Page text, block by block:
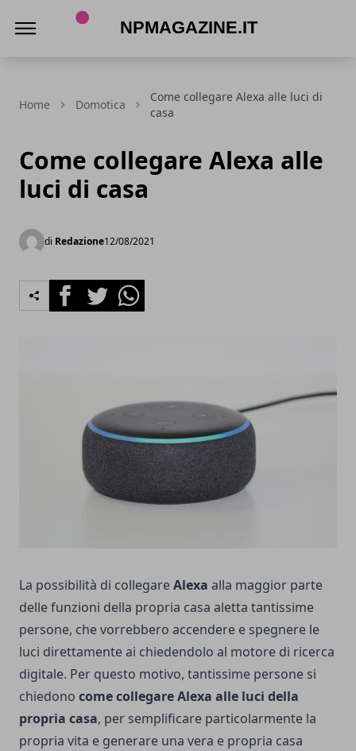
Home Domotica
Come collegare Alexa alle luci di
casa
Come collegare Alexa alle
luci di casa
di Redazione12/08/2021
FacebookTwitterWhatsapp
La possibilità di collegareAlexa alla maggior parte
delle funzioni della propria casa aletta tantissime
persone, che vorrebbero accendere e spegnere le
luci direttamente ai chiedendolo al motore di ricerca
digitale. Per questo motivo, tantissime persone si
chiedono come collegare Alexa alle luci della
propria casa, per semplificare particolarmente la
propria vita e generare una vera e propria casa